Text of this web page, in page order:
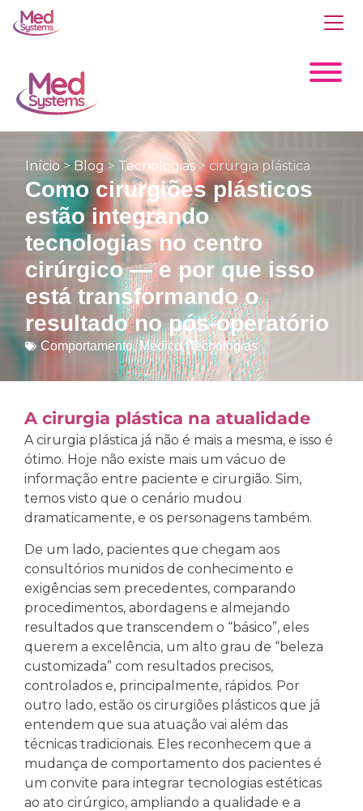
Início > Blog > Tecnologias>cirurgia plástica
Como cirurgiões plásticos
estão integrando
tecnologias no centro
cirúrgico — e por que isso
está transformando o
resultado no pós-operatório
Comportamento,Médico,Tecnologias
A cirurgia plástica na atualidade
A cirurgia plástica já não é mais a mesma, e isso é
ótimo. Hoje não existe mais um vácuo de
informação entre paciente e cirurgião. Sim,
temos visto que o cenário mudou
dramaticamente, e os personagens também.
De um lado, pacientes que chegam aos
consultórios munidos de conhecimento e
exigências sem precedentes, comparando
procedimentos, abordagens e almejando
resultados que transcendem o “básico”, eles
querem a excelência, um alto grau de “beleza
customizada” com resultados precisos,
controlados e, principalmente, rápidos. Por
outro lado, estão os cirurgiões plásticos que já
entendem que sua atuação vai além das
técnicas tradicionais. Eles reconhecem que a
mudança de comportamento dos pacientes é
um convite para integrar tecnologias estéticas
ao ato cirúrgico, ampliando a qualidade e a